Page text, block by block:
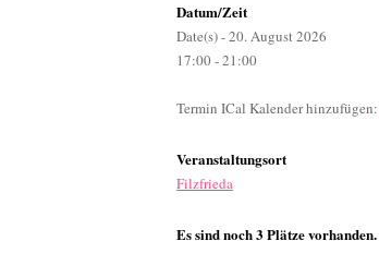
Datum/Zeit
Date(s) - 20. August 2026
17:00 - 21:00
Termin ICal Kalender hinzufügen:
Veranstaltungsort
Filzfrieda
Es sind noch 3 Plätze vorhanden.